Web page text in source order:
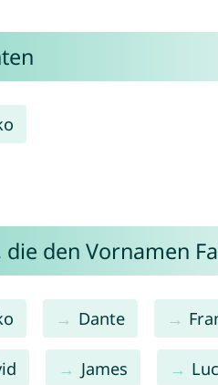
die den Vornamen
Dante
James